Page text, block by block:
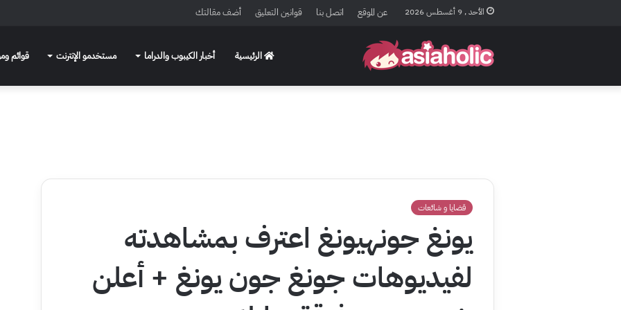
الأحد , 9 أغسطس 2026 عن الموقع اتصل بنا قوانين التعليق أضف مقالتك
الرئيسية أخبار الكيبوب والدراما مستخدمو الإنترنت قوائم
قضايا و شائعات
يونغ جونهيونغ اعترف بمشاهدته
لفيديوهات جونغ جون يونغ + أعلن